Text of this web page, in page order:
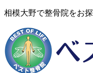
相模大野で整骨院をお